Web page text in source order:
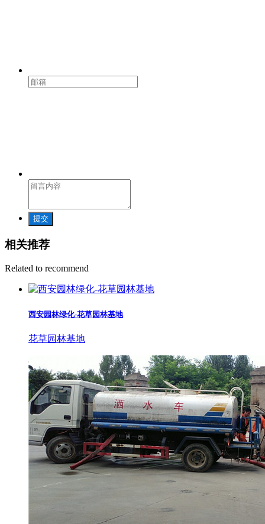
提交
相关推荐
Related to recommend
西安园林绿化-花草园林基地
花草园林基地